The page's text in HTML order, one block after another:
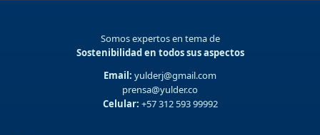
Somos expertos en tema de
Sostenibilidad en todos sus aspectos
Email: yulderj@gmail.com
prensa@yulder.co
Celular: +57 312 593 99992